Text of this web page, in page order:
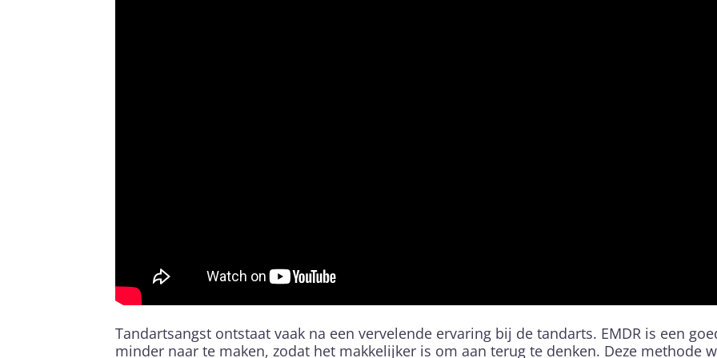
Tandartsangst ontstaat vaak na een vervelende ervaring bij de tandarts. EMDR is een
minder naar te maken, zodat het makkelijker is om aan terug te denken. Deze methode